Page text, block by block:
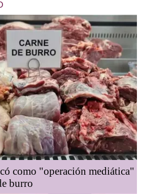
como "operación mediática"
burro